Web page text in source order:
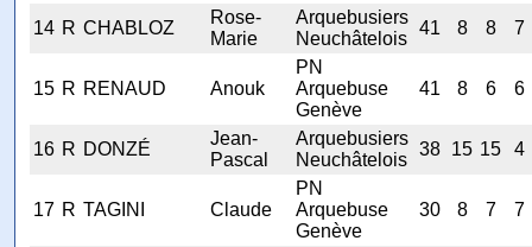
14 R CHABLOZ
Rose-
Marie
Arquebusiers
Neuchâtelois
41 8 8 7
15 R RENAUD Anouk
PN
Arquebuse
Genève
41 8 6 6
16 R DONZÉ
Jean-
Pascal
Arquebusiers
Neuchâtelois
38 15 15 4
17 R TAGINI Claude
PN
Arquebuse
Genève
30 8 7 7